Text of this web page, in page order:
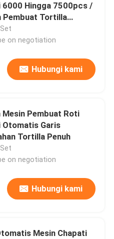
6000 Hingga 7500pcs /
Pembuat Tortilla
on negotiation
Hubungi kami
Mesin Pembuat Roti
Otomatis Garis
Tortilla Penuh
on negotiation
Hubungi kami
Mesin Chapati